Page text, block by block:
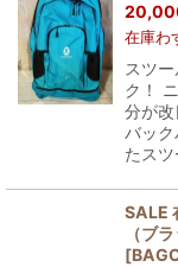
在庫わ
スツ
ク！
分が改
バッ
たス
SALE
（ブ
[